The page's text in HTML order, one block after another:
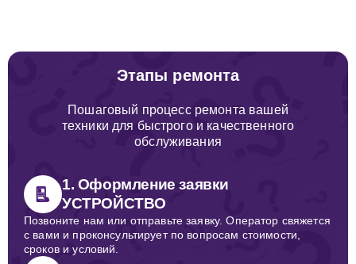
Этапы ремонта
Пошаговый процесс ремонта вашей
техники для быстрого и качественного
обслуживания
1. Оформление заявки
УСТРОЙСТВО
Позвоните нам или отправьте заявку. Оператор свяжется
с вами и проконсультирует по вопросам стоимости,
сроков и условий.